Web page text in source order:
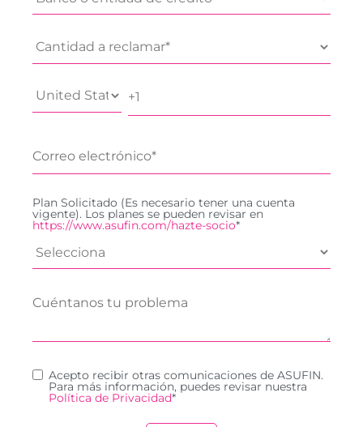
Plan Solicitado (Es necesario tener una cuenta
vigente). Los planes se pueden revisar en
https://www.asufin.com/hazte-socio*
Acepto recibir otras comunicaciones de ASUFIN.
Para más información, puedes revisar nuestra
Política de Privacidad*